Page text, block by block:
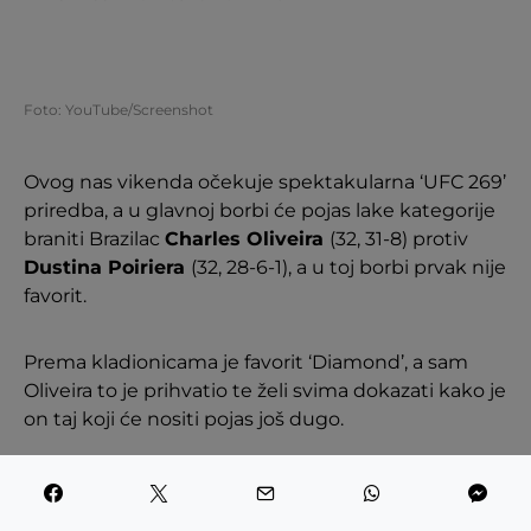
Foto: YouTube/Screenshot
Ovog nas vikenda očekuje spektakularna ‘UFC 269’
priredba, a u glavnoj borbi će pojas lake kategorije
braniti Brazilac Charles Oliveira (32, 31-8) protiv
Dustina Poiriera (32, 28-6-1), a u toj borbi prvak nije
favorit.
Prema kladionicama je favorit ‘Diamond’, a sam
Oliveira to je prihvatio te želi svima dokazati kako je
on taj koji će nositi pojas još dugo.
– Rekao sam nešto prije svoje posljednje borbe, a